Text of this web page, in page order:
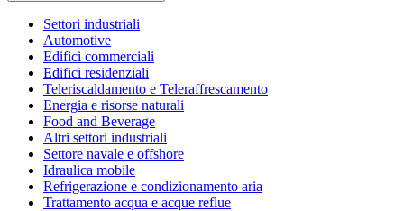
Settori industriali
Automotive
Edifici commerciali
Edifici residenziali
Teleriscaldamento e Teleraffrescamento
Energia e risorse naturali
Food and Beverage
Altri settori industriali
Settore navale e offshore
Idraulica mobile
Refrigerazione e condizionamento aria
Trattamento acqua e acque reflue